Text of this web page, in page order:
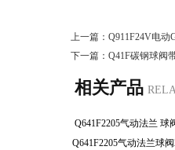
上一篇： Q911F24V电动
下一篇： Q41F碳钢球阀
相关产品
Q641F2205气动法兰